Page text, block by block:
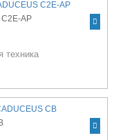
AP
техника